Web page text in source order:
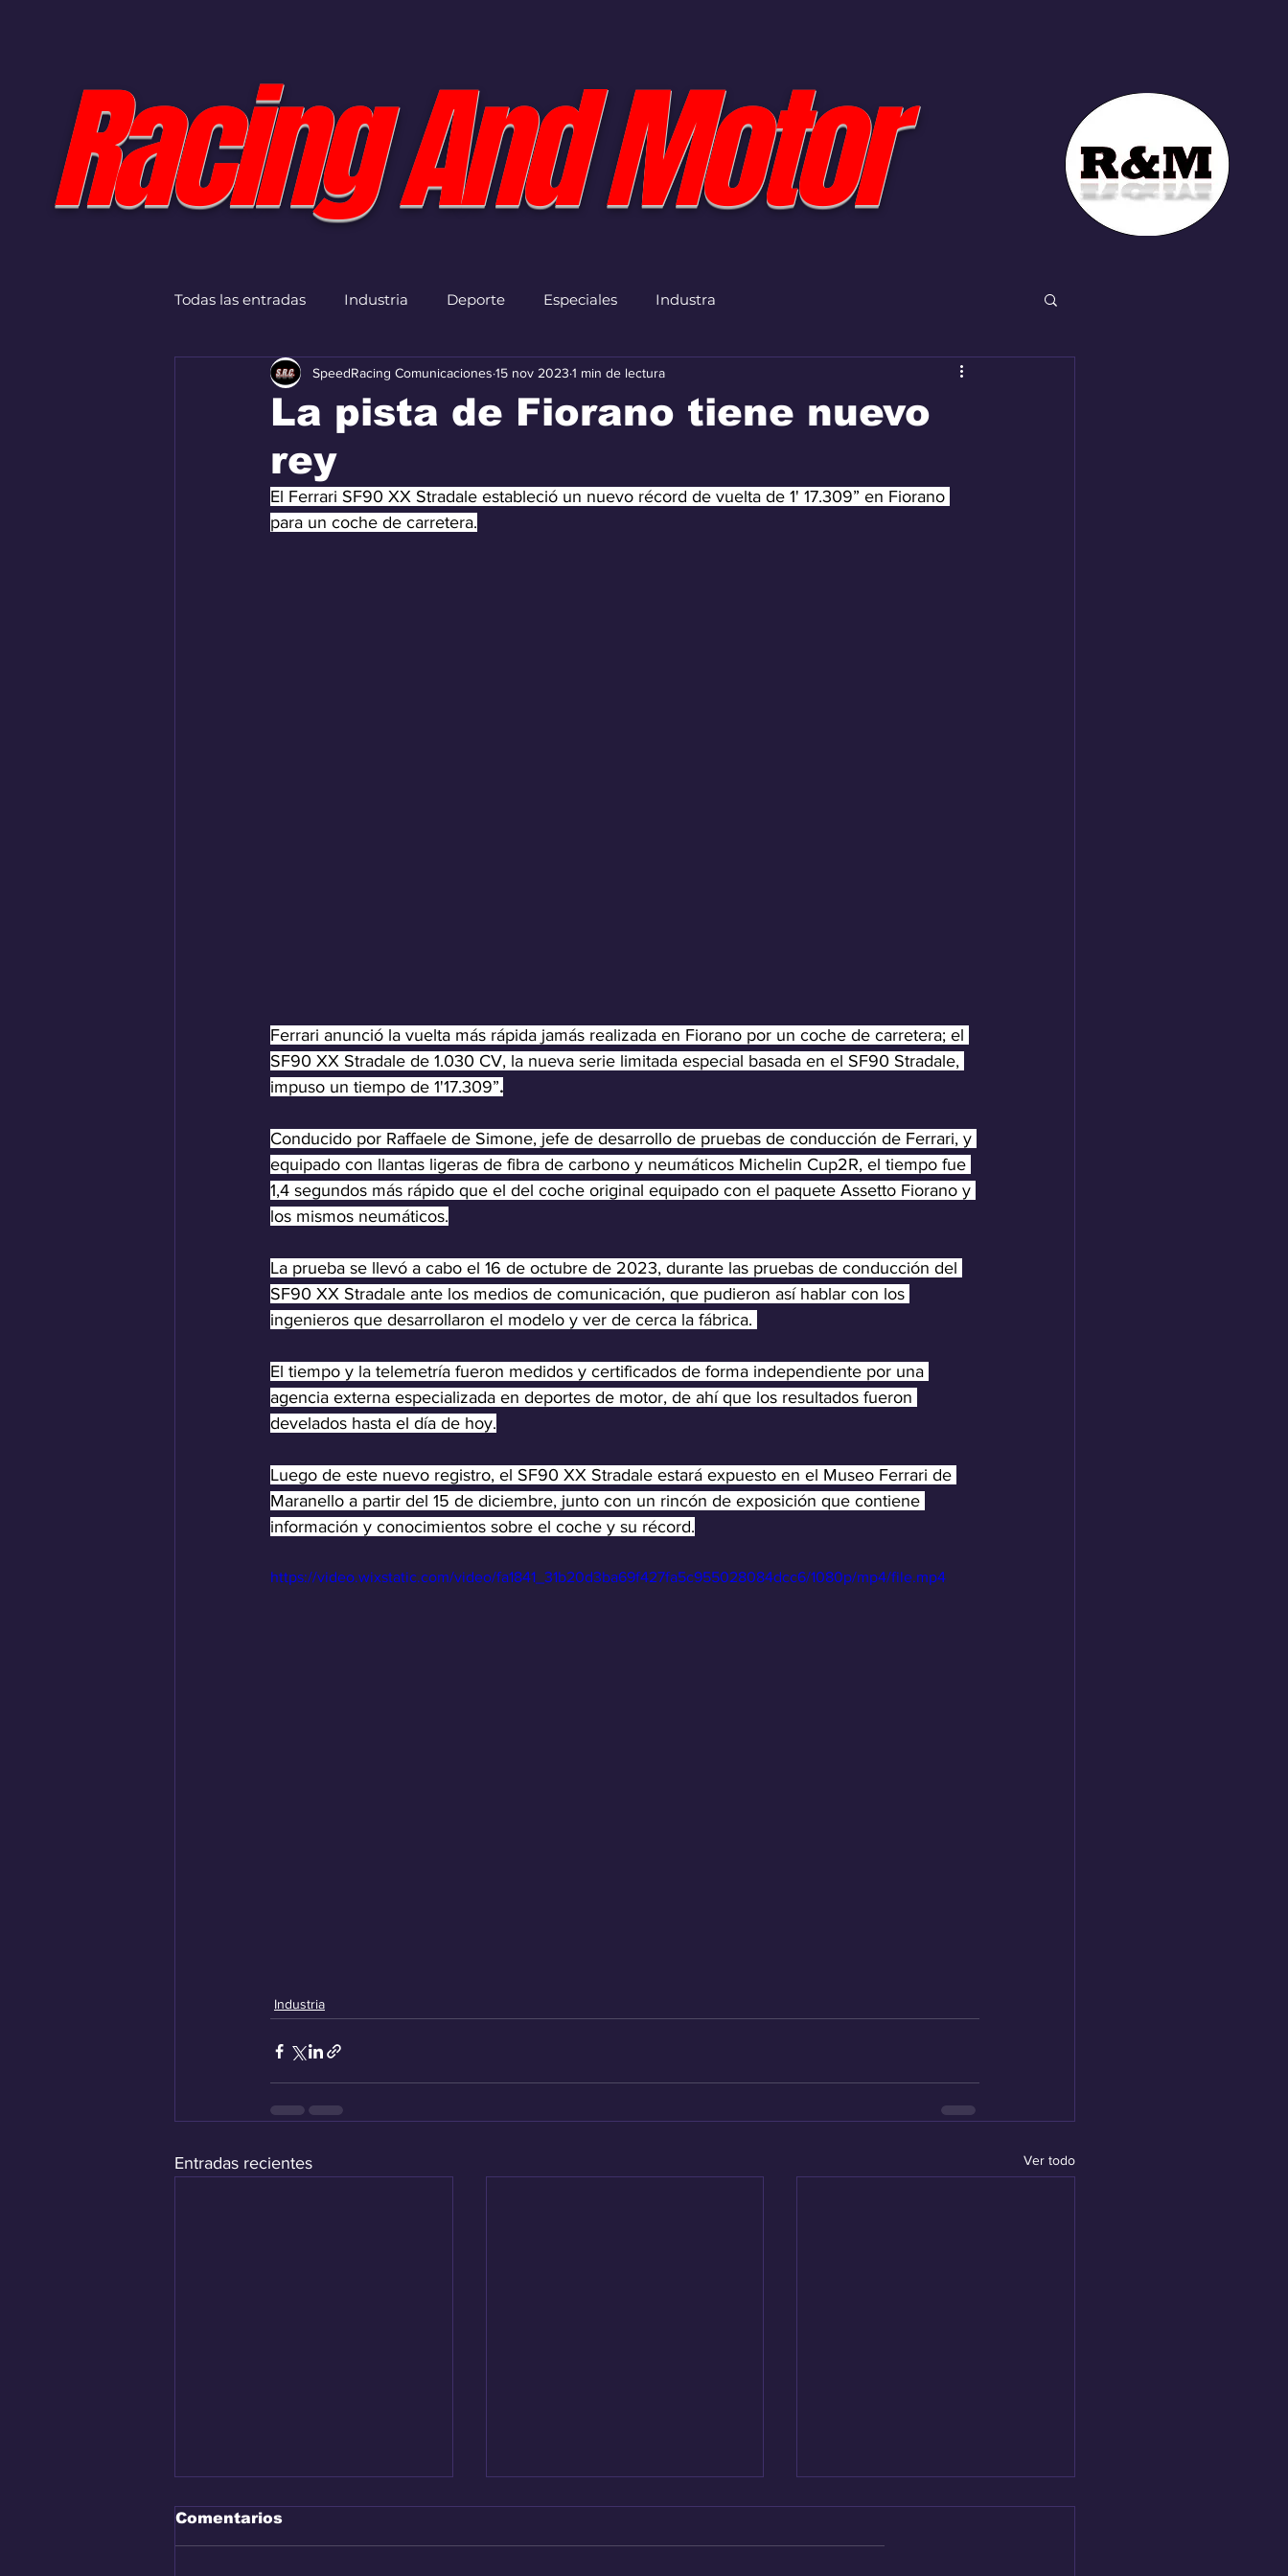
Racing And Motor
Todas las entradas Industria Deporte Especiales Industra
La pista de Fiorano tiene nuevo
rey
SpeedRacing Comunicaciones 15 nov 2023 1 min de lectura
El Ferrari SF90 XX Stradale estableció un nuevo récord de vuelta de 1' 17.309” en Fiorano
para un coche de carretera.
Ferrari anunció la vuelta más rápida jamás realizada en Fiorano por un coche de carretera; el
SF90 XX Stradale de 1.030 CV, la nueva serie limitada especial basada en el SF90 Stradale,
impuso un tiempo de 1'17.309”.
Conducido por Raffaele de Simone, jefe de desarrollo de pruebas de conducción de Ferrari, y
equipado con llantas ligeras de fibra de carbono y neumáticos Michelin Cup2R, el tiempo fue
1,4 segundos más rápido que el del coche original equipado con el paquete Assetto Fiorano y
los mismos neumáticos.
La prueba se llevó a cabo el 16 de octubre de 2023, durante las pruebas de conducción del
SF90 XX Stradale ante los medios de comunicación, que pudieron así hablar con los
ingenieros que desarrollaron el modelo y ver de cerca la fábrica.
El tiempo y la telemetría fueron medidos y certificados de forma independiente por una
agencia externa especializada en deportes de motor, de ahí que los resultados fueron
develados hasta el día de hoy.
Luego de este nuevo registro, el SF90 XX Stradale estará expuesto en el Museo Ferrari de
Maranello a partir del 15 de diciembre, junto con un rincón de exposición que contiene
información y conocimientos sobre el coche y su récord.
https://video.wixstatic.com/video/fa1841_31b20d3ba69f427fa5c955028084dcc6/1080p/mp4/file.mp4
Industria
Entradas recientes Ver todo
Comentarios